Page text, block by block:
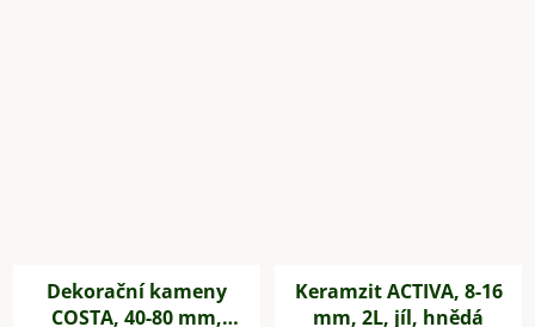
Dekorační kameny
COSTA, 40-80 mm,
Keramzit ACTIVA, 8-16
mm, 2L, jíl, hnědá